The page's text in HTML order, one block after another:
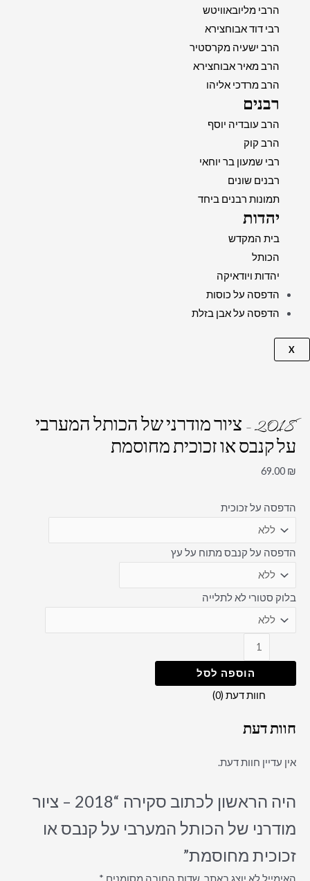
הרבי מליובאוויטש
רבי דוד אבוחצירא
הרב ישעיה מקרסטיר
הרב מאיר אבוחצירא
הרב מרדכי אליהו
רבנים
הרב עובדיה יוסף
הרב קוק
רבי שמעון בר יוחאי
רבנים שונים
תמונות רבנים ביחד
יהדות
בית המקדש
הכותל
יהדות ויודאיקה
הדפסה על כוסות
הדפסה על אבן בזלת
X
2018 – ציור מודרני של הכותל המערבי
על קנבס או זכוכית מחוסמת
69.00 ₪
הדפסה על זכוכית
הדפסה על קנבס מתוח על עץ
בלוק סטורי לא לתלייה
הוספה לסל
חוות דעת (0)
חוות דעת
אין עדיין חוות דעת.
היה הראשון לכתוב סקירה “2018 – ציור
מודרני של הכותל המערבי על קנבס או
זכוכית מחוסמת”
האימייל לא יוצג באתר. שדות החובה מסומנים *